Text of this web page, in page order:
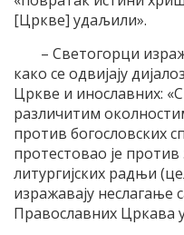
[Цркве] удаљили».
– Светогорци
како се одвијају
Цркве и инославних:
различитим
против богословских
протестовао је
литургијских радњи
изражавају неслагање
Православних Цркава